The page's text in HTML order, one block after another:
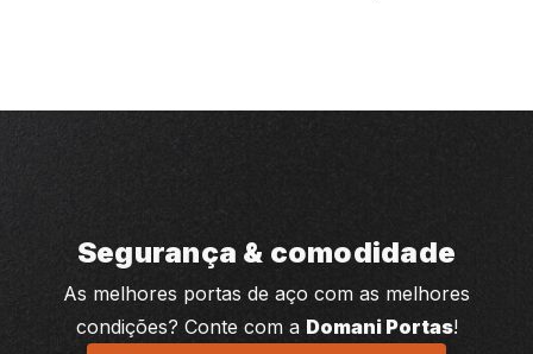
Segurança & comodidade
As melhores portas de aço com as melhores
condições? Conte com a Domani Portas!